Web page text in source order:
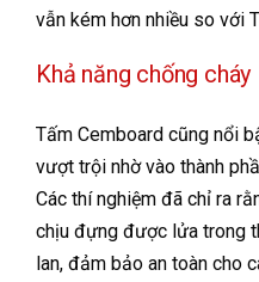
vẫn kém hơn nhiều so với
Khả năng chống cháy
Tấm Cemboard cũng nổi
vượt trội nhờ vào thành
Các thí nghiệm đã chỉ ra
chịu đựng được lửa trong
lan, đảm bảo an toàn cho